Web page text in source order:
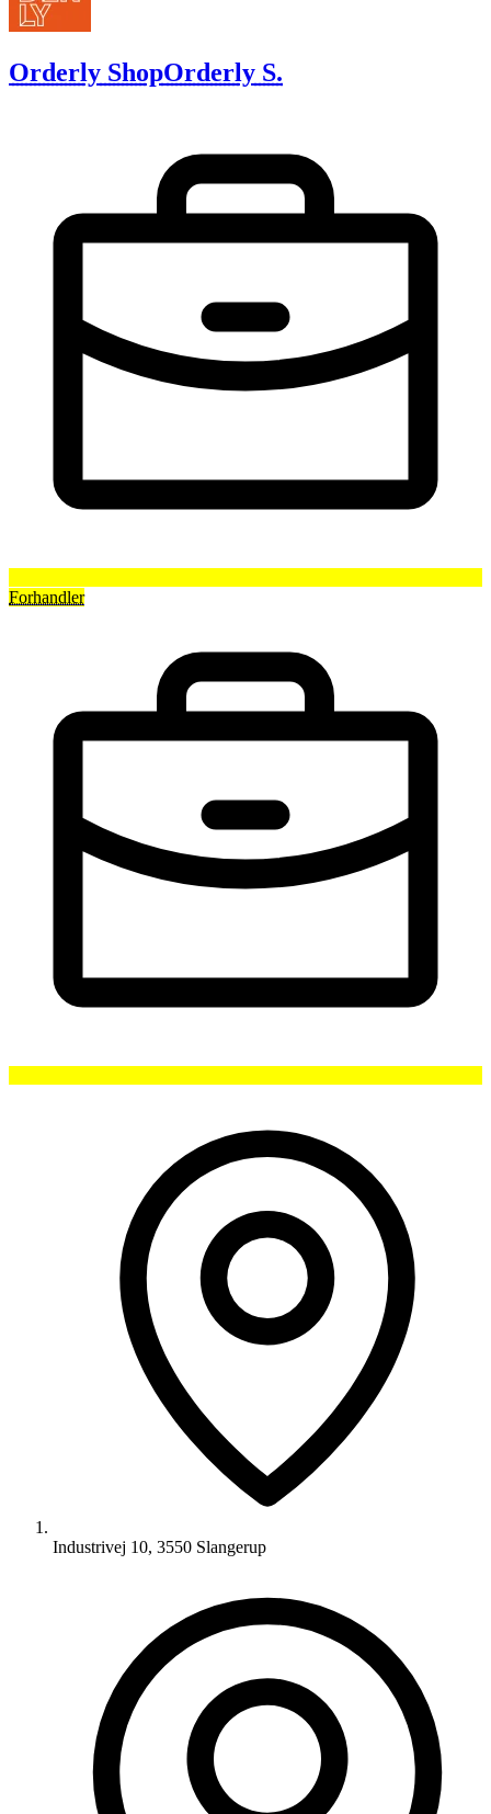
Orderly ShopOrderly S.
Forhandler
Industrivej 10, 3550 Slangerup